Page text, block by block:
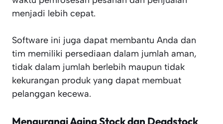
menjadi lebih cepat.
Software ini juga dapat membantu Anda dan
tim memiliki persediaan dalam jumlah aman,
tidak dalam jumlah berlebih maupun tidak
kekurangan produk yang dapat membuat
pelanggan kecewa.
Mengurangi Aging Stock dan Deadstock